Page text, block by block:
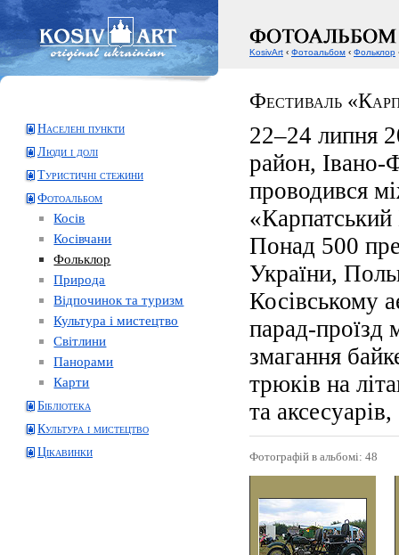
Фестиваль
Населені пункти
Люди і долі
Туристичні стежини
Фотоальбом
Косів
Косівчани
Фольклор
Природа
Відпочинок та туризм
Культура і мистецтво
Світлини
Панорами
Карти
Бібліотека
Культура і мистецтво
Цікавинки
22–24 липня
район, Івано-
проводився
Понад 500
України,
Косівському
парад-проїзд
змагання
трюків на
та
Фотографій в альбомі: 48
KosivArt ‹ Фотоальбом ‹ Фольклор